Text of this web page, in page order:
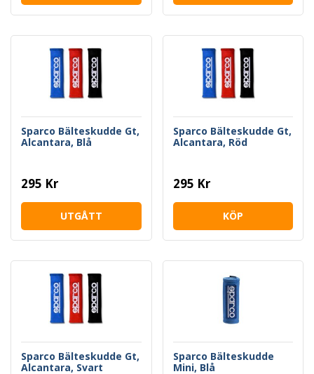
Sparco Bälteskudde Gt,
Alcantara, Blå
295 Kr
UTGÅTT
Sparco Bälteskudde Gt,
Alcantara, Röd
295 Kr
KÖP
Sparco Bälteskudde Gt,
Alcantara, Svart
Sparco Bälteskudde
Mini, Blå